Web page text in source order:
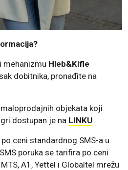
mehanizmu Hleb&Kifle
dobitnika, pronađite na
maloprodajnih objekata koji
dostupan je na LINKU
ceni standardnog SMS-a u
poruka se tarifira po ceni
A1, Yettel i Globaltel mrežu